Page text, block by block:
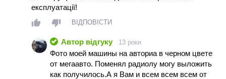
виглядає досить ефектно і незвично (капот такий
рел"єфний і мускулистий) чого не можна сказати про
зад, там все досить скучно, але при цьому все на
своїх місцях. Багажник непоганий, але не вражає.
Машину була з так званим "спортивним бампером",
він виглядає суттєво цікавіше від стандартного
бампера. Одним словом, Субару - це машина для
експлуатації!
ВІДПОВІСТИ
Автор відгуку 13 роки
Фото моей машины на авториа в черном цвете
от мегаавто. Поменял радиолу могу выложить
как получилось.А я Вам и всем всем всем от